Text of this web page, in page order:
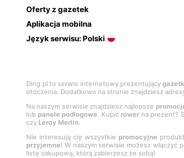
Oferty z gazetek
Aplikacja mobilna
Język serwisu: Polski
Ding.pl to serwis internetowy prezentujący
otoczenia. Dodatkowo na stronie znajdziesz
Na naszym serwisie znajdziesz najlepsze
lub panele podłogowe. Kupić rower na prezent?
czy Leroy Merlin.
Nie interesują cię wszystkie promocyjne
przyjemne! W naszym serwisie możesz włączyć
listę zakupową, którą zabierzesz ze sobą!